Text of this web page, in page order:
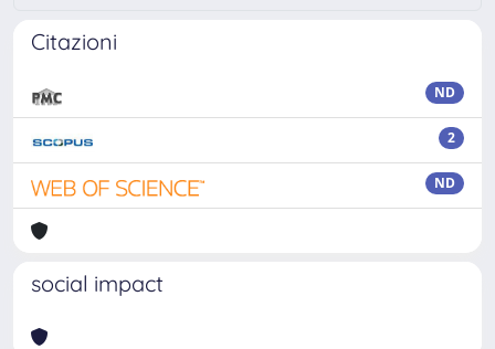
Citazioni
ND
2
ND
social impact